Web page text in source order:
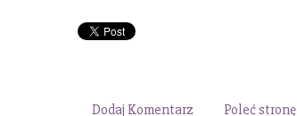
Dodaj Komentarz Poleć stronę